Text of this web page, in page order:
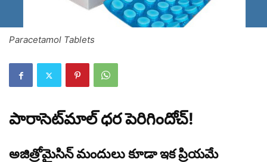
Paracetamol Tablets
పారాసెట్‌మాల్‌ ధర పెరిగిందోచ్‌!
అజిత్రోమైసిన్‌ మందులు కూడా ఇక ప్రియమే